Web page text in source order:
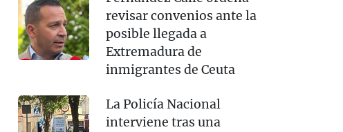
revisar convenios ante la
posible llegada a
Extremadura de
inmigrantes de Ceuta
La Policía Nacional
interviene tras una